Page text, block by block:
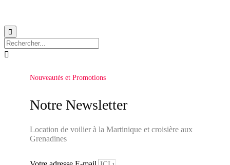


Nouveautés et Promotions
Notre Newsletter
Location de voilier à la Martinique et croisière aux
Grenadines